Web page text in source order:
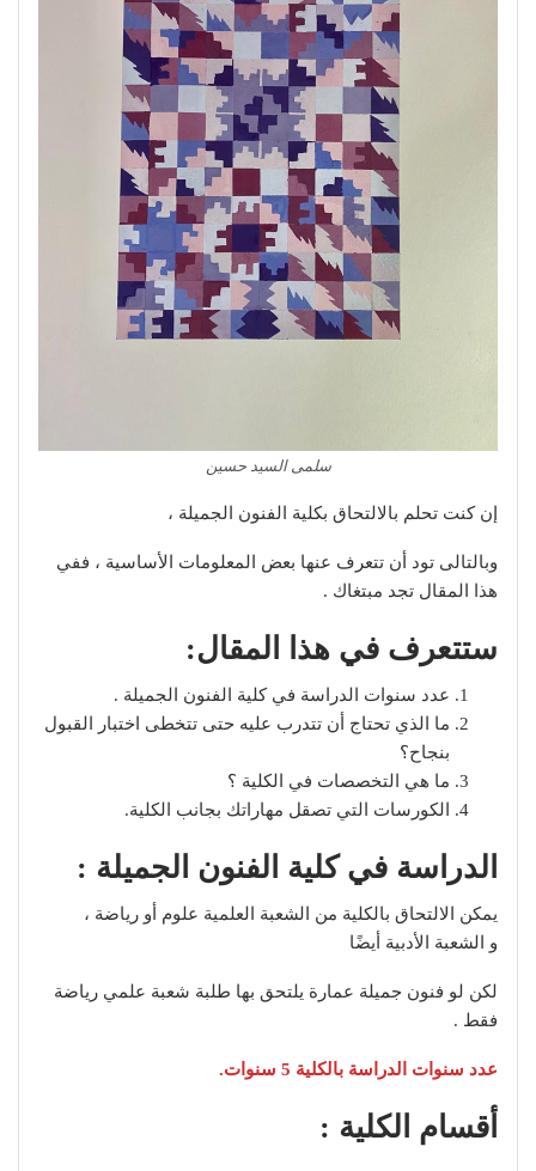
سلمى السيد حسين
إن كنت تحلم بالالتحاق بكلية الفنون الجميلة ،
وبالتالى تود أن تتعرف عنها بعض المعلومات الأساسية ، ففي
هذا المقال تجد مبتغاك .
ستتعرف في هذا المقال:
عدد سنوات الدراسة في كلية الفنون الجميلة .
ما الذي تحتاج أن تتدرب عليه حتى تتخطى اختبار القبول
بنجاح؟
ما هي التخصصات في الكلية ؟
الكورسات التي تصقل مهاراتك بجانب الكلية.
الدراسة في كلية الفنون الجميلة :
يمكن الالتحاق بالكلية من الشعبة العلمية علوم أو رياضة ،
و الشعبة الأدبية أيضًا
لكن لو فنون جميلة عمارة يلتحق بها طلبة شعبة علمي رياضة
فقط .
عدد سنوات الدراسة بالكلية 5 سنوات.
أقسام الكلية :